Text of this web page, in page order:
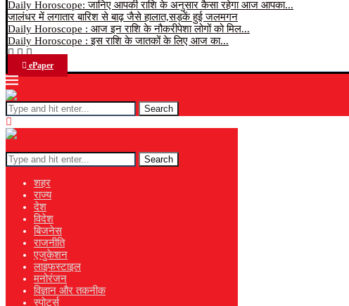
Daily Horoscope: जानिए आपकी राशि के अनुसार कैसा रहेगा आज आपका...
जालंधर में लगातार बारिश से बाढ़ जैसे हालात,सड़कें हुई जलमगन
Daily Horoscope : आज इन राशि के नौकरीपेशा लोगों को मिल...
Daily Horoscope : इस राशि के जातकों के लिए आज का...
ePaper
Search
Search
शहर
राज्य
देश
विदेश
बिजनेस
राजनीति
एजुकेशन
लाइफस्टाइल
मनोरंजन
विज्ञान और तकनीक
स्पोर्ट्स